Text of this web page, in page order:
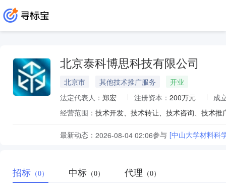
北京泰科博思科技有限公司
北京市 其他技术推广服务
开业
法定代表人： 郑宏 注册资本： 200万元
成
经营范围：
最新动态： 2026-08-04 02:06参与 [中山大学材料科
招标 （0） 中标 （0） 代理 （0）